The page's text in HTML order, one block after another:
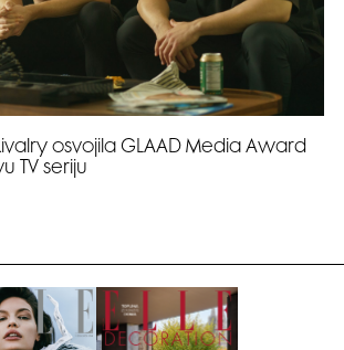
osvojila GLAAD Media Award
TV seriju